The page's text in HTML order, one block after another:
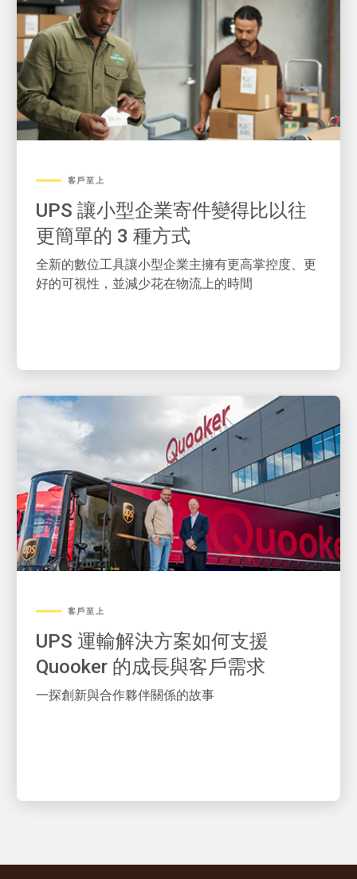
UPS 讓小型企業寄件變得比以往
更簡單的 3 種方式
全新的數位工具讓小型企業主擁有更高掌控度、更
好的可視性，並減少花在物流上的時間
UPS 運輸解決方案如何支援
Quooker 的成長與客戶需求
一探創新與合作夥伴關係的故事